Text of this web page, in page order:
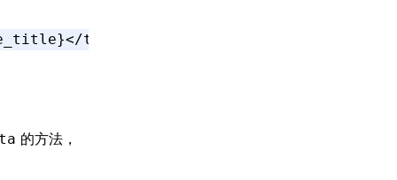
text
的方法，